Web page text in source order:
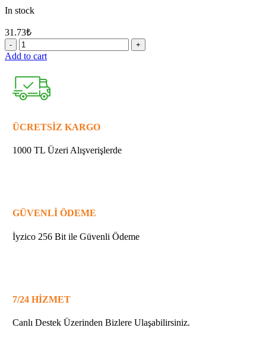
In stock
31.73₺
29
-
324402-
YATAK
Add to cart
ÜCRETSİZ KARGO
1000 TL Üzeri Alışverişlerde
GÜVENLİ ÖDEME
İyzico 256 Bit ile Güvenli Ödeme
7/24 HİZMET
Canlı Destek Üzerinden Bizlere Ulaşabilirsiniz.